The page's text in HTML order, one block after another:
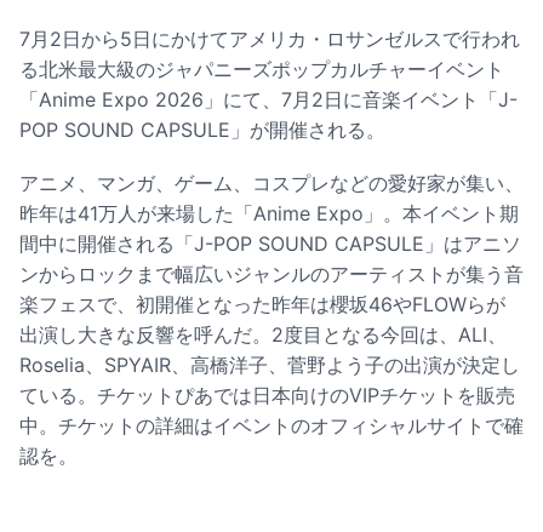
7月2日から5日にかけてアメリカ・ロサンゼルスで行われ
る北米最大級のジャパニーズポップカルチャーイベント
「Anime Expo 2026」にて、7月2日に音楽イベント「J-
POP SOUND CAPSULE」が開催される。
アニメ、マンガ、ゲーム、コスプレなどの愛好家が集い、
昨年は41万人が来場した「Anime Expo」。本イベント期
間中に開催される「J-POP SOUND CAPSULE」はアニソ
ンからロックまで幅広いジャンルのアーティストが集う音
楽フェスで、初開催となった昨年は櫻坂46やFLOWらが
出演し大きな反響を呼んだ。2度目となる今回は、ALI、
Roselia、SPYAIR、高橋洋子、菅野よう子の出演が決定し
ている。チケットぴあでは日本向けのVIPチケットを販売
中。チケットの詳細はイベントのオフィシャルサイトで確
認を。